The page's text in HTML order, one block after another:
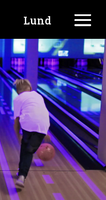
Lund